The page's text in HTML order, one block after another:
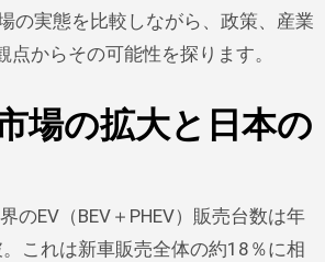
の実態を比較しながら、政策、産業
点からその可能性を探ります。
場の拡大と日本の
のEV（BEV＋PHEV）販売台数は年
これは新車販売全体の約18％に相